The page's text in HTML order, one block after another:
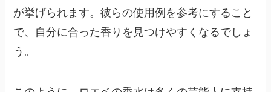
が挙げられます。彼らの使用例を参考にすること
で、自分に合った香りを見つけやすくなるでしょ
う。